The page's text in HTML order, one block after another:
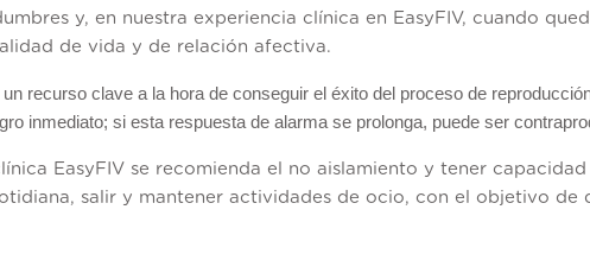
y, en nuestra experiencia clínica en EasyFIV, cuando
de vida y de relación afectiva.
recurso clave a la hora de conseguir el éxito del proceso de
inmediato; si esta respuesta de alarma se prolonga, puede ser
EasyFIV se recomienda el no aislamiento y tener
salir y mantener actividades de ocio, con el objetivo de